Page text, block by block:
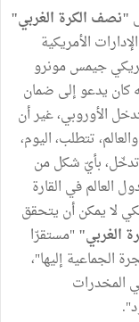
"نصف الكرة الغربي"
الأمريكية
جيمس مونرو
كان يدعو إلى ضمان
الأوروبي، غير أن
تتطلب، اليوم،
بأيّ شكل من
العالم في القارة
لا يمكن أن يتحقق
الغربي" "مستقرّا
الجماعية إليها"،
المخدرات